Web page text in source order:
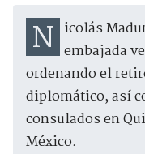
Nicolás Maduro anunció el cierre de la embajada
ordenando el
diplomático, así
consulados en
México.